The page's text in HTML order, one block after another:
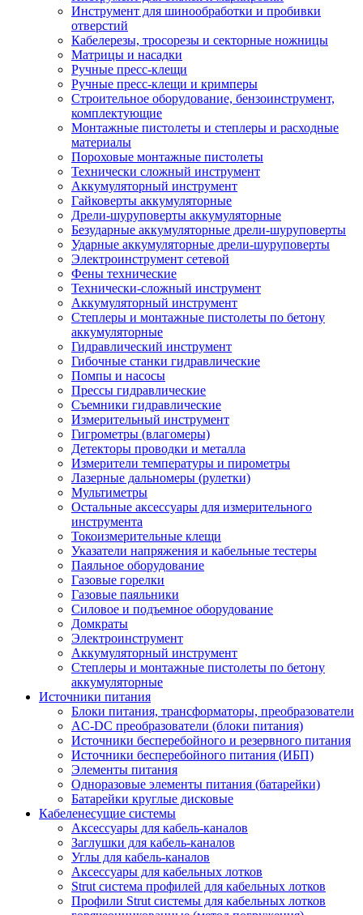
Инструмент для шинообработки и пробивки
отверстий
Кабелерезы, тросорезы и секторные ножницы
Матрицы и насадки
Ручные пресс-клещи
Ручные пресс-клещи и кримперы
Строительное оборудование, бензоинструмент,
комплектующие
Монтажные пистолеты и степлеры и расходные
материалы
Пороховые монтажные пистолеты
Технически сложный инструмент
Аккумуляторный инструмент
Гайковерты аккумуляторные
Дрели-шуруповерты аккумуляторные
Безударные аккумуляторные дрели-шуруповерты
Ударные аккумуляторные дрели-шуруповерты
Электроинструмент сетевой
Фены технические
Технически-сложный инструмент
Аккумуляторный инструмент
Степлеры и монтажные пистолеты по бетону
аккумуляторные
Гидравлический инструмент
Гибочные станки гидравлические
Помпы и насосы
Прессы гидравлические
Съемники гидравлические
Измерительный инструмент
Гигрометры (влагомеры)
Детекторы проводки и металла
Измерители температуры и пирометры
Лазерные дальномеры (рулетки)
Мультиметры
Остальные аксессуары для измерительного
инструмента
Токоизмерительные клещи
Указатели напряжения и кабельные тестеры
Паяльное оборудование
Газовые горелки
Газовые паяльники
Силовое и подъемное оборудование
Домкраты
Электроинструмент
Аккумуляторный инструмент
Степлеры и монтажные пистолеты по бетону
аккумуляторные
Источники питания
Блоки питания, трансформаторы, преобразователи
AC-DC преобразователи (блоки питания)
Источники бесперебойного и резервного питания
Источники бесперебойного питания (ИБП)
Элементы питания
Одноразовые элементы питания (батарейки)
Батарейки круглые дисковые
Кабеленесущие системы
Аксессуары для кабель-каналов
Заглушки для кабель-каналов
Углы для кабель-каналов
Аксессуары для кабельных лотков
Strut система профилей для кабельных лотков
Профили Strut системы для кабельных лотков